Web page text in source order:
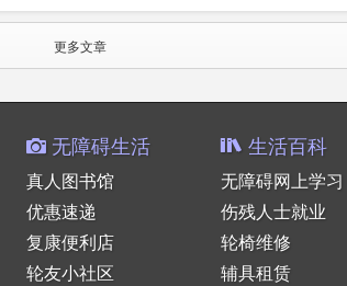
更多文章
无障碍生活
真人图书馆
优惠速递
复康便利店
轮友小社区
生活百科
无障碍网上学习
伤残人士就业
轮椅维修
辅具租赁